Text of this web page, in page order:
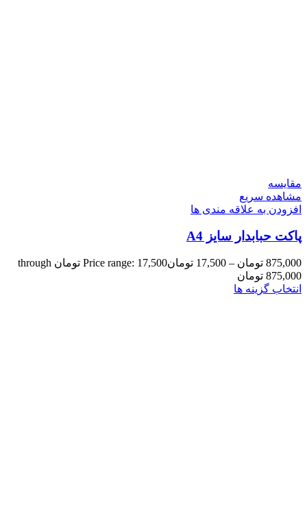
مقایسه
مشاهده سریع
افزودن به علاقه مندی ها
پاکت حبابدار سایز A4
875,000 تومان –
17,500 تومان
Price range: 17,500 تومان through
875,000 تومان
انتخاب گزینه ها